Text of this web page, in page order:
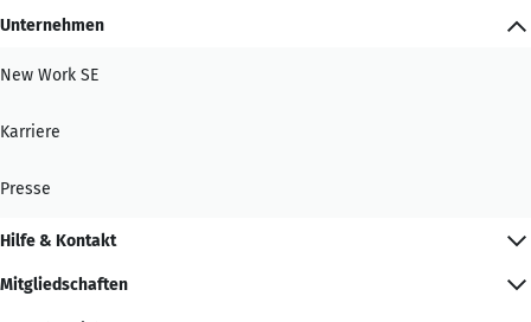
Unternehmen
New Work SE
Karriere
Presse
Hilfe & Kontakt
Mitgliedschaften